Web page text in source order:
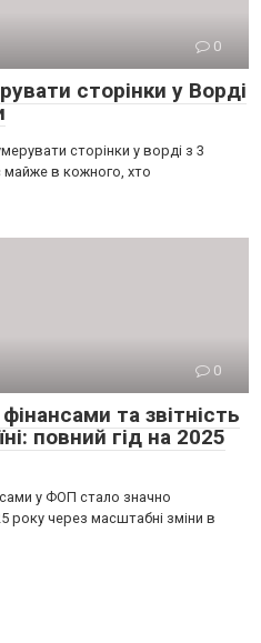
0
сторінки у Ворді
сторінки у ворді з 3
майже в кожного, хто
0
та звітність
повний гід на 2025
у ФОП стало значно
року через масштабні зміни в